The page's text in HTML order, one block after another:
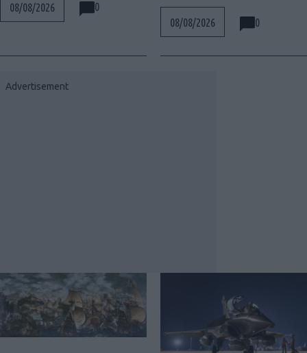
08/08/2026 0
08/08/2026 0